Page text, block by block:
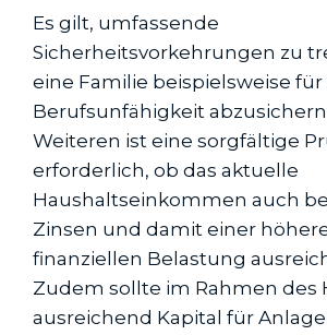
Es gilt, umfassende
Sicherheitsvorkehrungen zu
eine Familie beispielsweise
Berufs­unfähigkeit
Weiteren ist eine sorgfältige
erforderlich, ob das aktuelle
Haushaltseinkommen auch
Zinsen und damit einer
finanziellen Belastung
Zudem sollte im Rahmen des
ausreichend Kapital für